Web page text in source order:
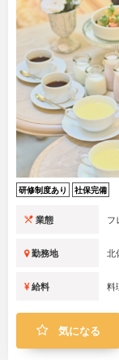
研修制度あり 社保完備
業態 フ
勤務地 北
給料 料
気になる